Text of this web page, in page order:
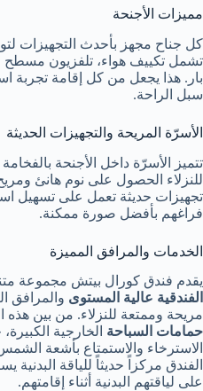
مميزات الأجنحة
كل جناح مجهز بأحدث التجهيزات
تشمل تكييف هواء، تلفزيون مسطح
بار. هذا يجعل من كل إقامة تجربة
سبل الراحة.
الأسرّة المريحة والتجهيزات الحديثة
تتميز الأسرّة داخل الأجنحة
للنزلاء الحصول على نوم هانئ
تجهيزات حديثة تعمل على تسهيل
فراغهم بأفضل صورة ممكنة.
الخدمات والمرافق المميزة
يقدم فندق كورال بيتش مجموعة
الفندقية عالية المستوى والمرافق
مريحة وممتعة للنزلاء. من بين هذه
حمامات السباحة الخارجية
الاسترخاء والاستمتاع بأشعة
الفندق مركزاً حديثاً للياقة
على لياقتهم البدنية أثناء إقامتهم.